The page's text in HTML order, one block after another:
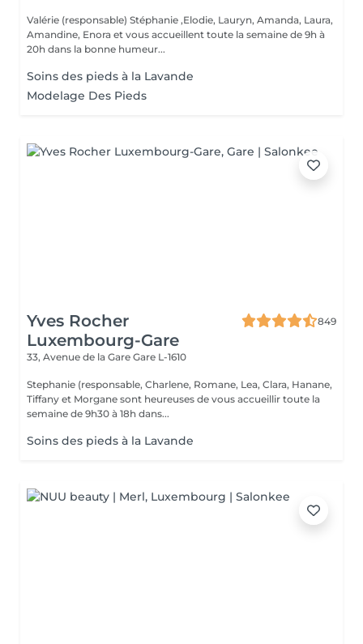
Valérie (responsable) Stéphanie ,Elodie, Lauryn, Amanda, Laura,
Amandine, Enora et vous accueillent toute la semaine de 9h à
20h dans la bonne humeur...
Soins des pieds à la Lavande
Modelage Des Pieds
Yves Rocher
Luxembourg-Gare
849
33, Avenue de la Gare Gare L-1610
Stephanie (responsable, Charlene, Romane, Lea, Clara, Hanane,
Tiffany et Morgane sont heureuses de vous accueillir toute la
semaine de 9h30 à 18h dans...
Soins des pieds à la Lavande